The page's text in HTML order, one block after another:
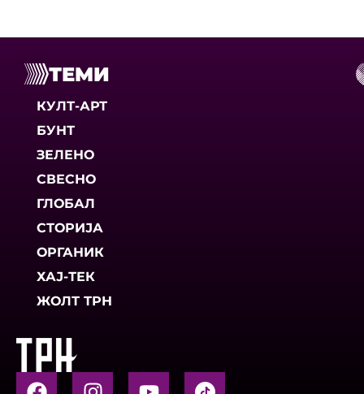
ТЕМИ
КУЛТ-АРТ
БУНТ
ЗЕЛЕНО
СВЕСНО
ГЛОБАЛ
СТОРИЈА
ОРГАНИК
ХАЈ-ТЕК
ЖОЛТ ТРН